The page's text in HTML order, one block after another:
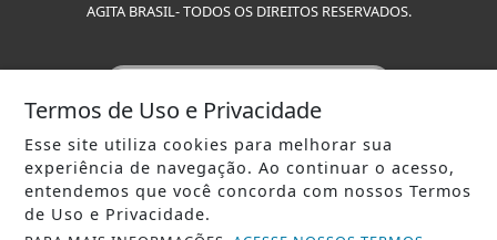
AGITA BRASIL- TODOS OS DIREITOS RESERVADOS.
Termos de Uso e Privacidade
Esse site utiliza cookies para melhorar sua
experiência de navegação. Ao continuar o acesso,
entendemos que você concorda com nossos Termos
de Uso e Privacidade.
(Responsabilidade pelo conteúdo) As ideias e opiniões
expressas em cada matéria publicada são de exclusiva
responsabilidade do autor, não refletindo,
necessariamente, as opiniões do editor. Cada jornalista é